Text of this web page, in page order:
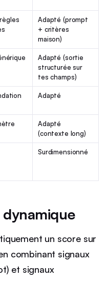
Adapté (prompt
+ critères
maison)
Adapté (sortie
structurée sur
tes champs)
Adapté
Adapté
(contexte long)
Surdimensionné
dynamique
un score sur
combinant signaux
et signaux